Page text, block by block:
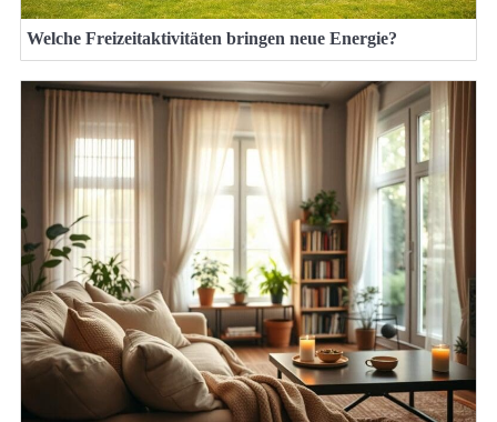
Welche Freizeitaktivitäten bringen neue Energie?